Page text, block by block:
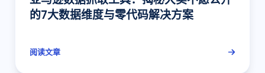
的7大数据维度与零代码解决方案
阅读文章